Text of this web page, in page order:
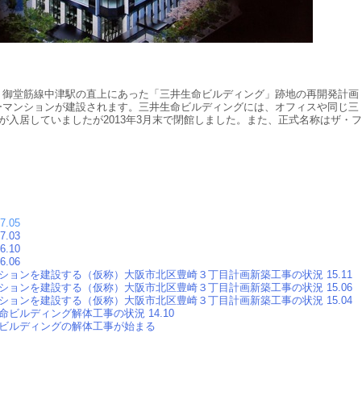
御堂筋線中津駅の直上にあった「三井生命ビルディング」跡地の再開発計画
ンションが建設されます。三井生命ビルディングには、オフィスや同じ三
居していましたが2013年3月末で閉館しました。また、 正式名称はザ・フ
ョンを建設する（仮称）大阪市北区豊崎３丁目計画新築工事の状況 15.11
ョンを建設する（仮称）大阪市北区豊崎３丁目計画新築工事の状況 15.06
ョンを建設する（仮称）大阪市北区豊崎３丁目計画新築工事の状況 15.04
ビルディング解体工事の状況 14.10
ルディングの解体工事が始まる